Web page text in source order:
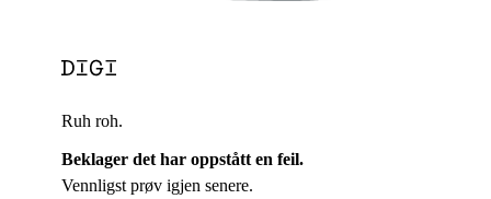
Ruh roh.
Beklager det har oppstått en feil.
Vennligst prøv igjen senere.